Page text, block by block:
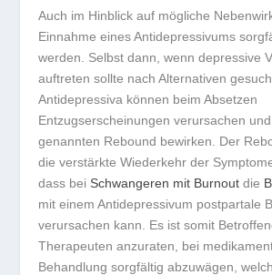
Auch im Hinblick auf mögliche
Einnahme eines Antidepressivums
werden. Selbst dann, wenn depressive
auftreten sollte nach Alternativen
Antidepressiva können beim Absetzen
Entzugserscheinungen verursachen
genannten Rebound bewirken. Der
die verstärkte Wiederkehr der
dass bei Schwangeren mit Burnout die
mit einem Antidepressivum postpartale
verursachen kann. Es ist somit
Therapeuten anzuraten, bei
Behandlung sorgfältig abzuwägen,